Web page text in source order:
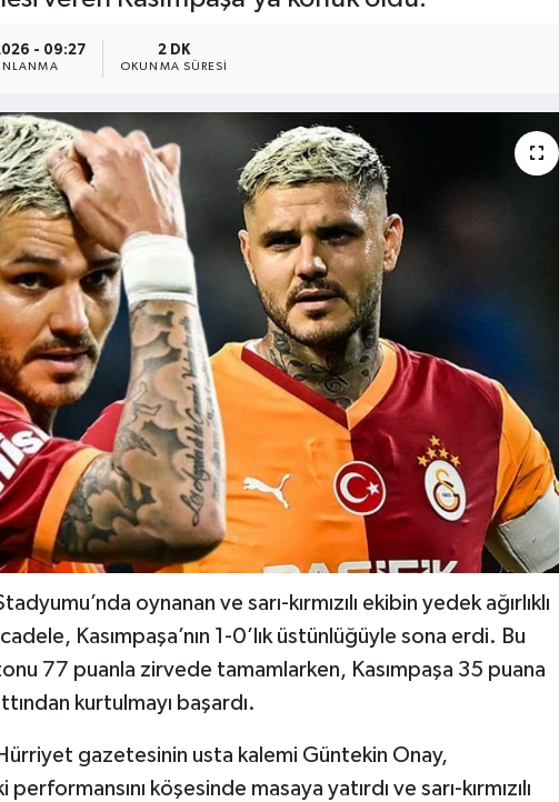
- 09:27 2 DK
OKUNMA SÜRESI
oynanan ve sarı-kırmızılı ekibin yedek ağırlıklı
Kasımpaşa’nın 1-0’lık üstünlüğüyle sona erdi. Bu
77 puanla zirvede tamamlarken, Kasımpaşa 35 puana
kurtulmayı başardı.
Hürriyet gazetesinin usta kalemi Güntekin Onay,
köşesinde masaya yatırdı ve sarı-kırmızılı